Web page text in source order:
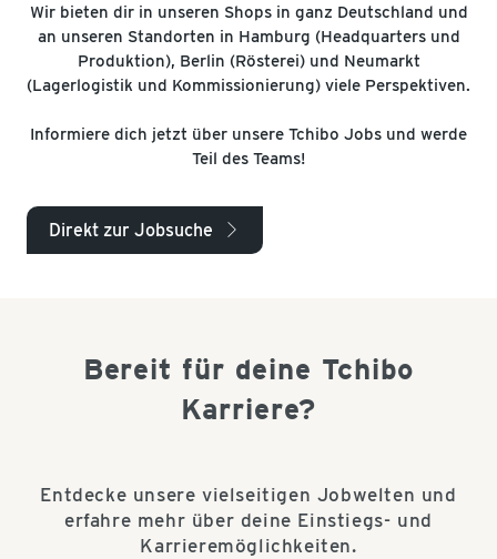
Wir bieten dir in unseren Shops in ganz Deutschland und
an unseren Standorten in Hamburg (Headquarters und
Produktion), Berlin (Rösterei) und Neumarkt
(Lagerlogistik und Kommissionierung) viele Perspektiven.
Informiere dich jetzt über unsere Tchibo Jobs und werde
Teil des Teams!
Direkt zur Jobsuche arrow_right
Bereit für deine Tchibo
Karriere?
Entdecke unsere vielseitigen Jobwelten und
erfahre mehr über deine Einstiegs- und
Karrieremöglichkeiten.